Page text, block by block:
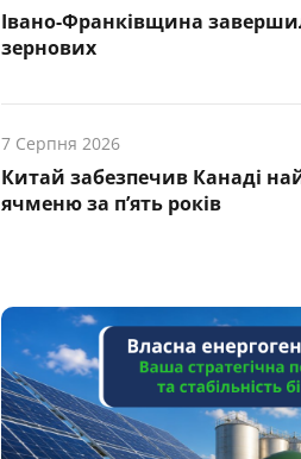
Івано-Франківщина
зернових
7 Серпня 2026
Китай забезпечив Канаді
ячменю за п’ять років